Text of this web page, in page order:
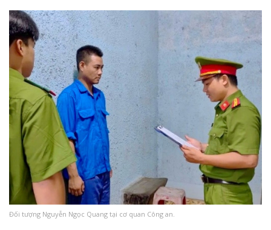
Đối tượng Nguyễn Ngọc Quang tại cơ quan Công an.